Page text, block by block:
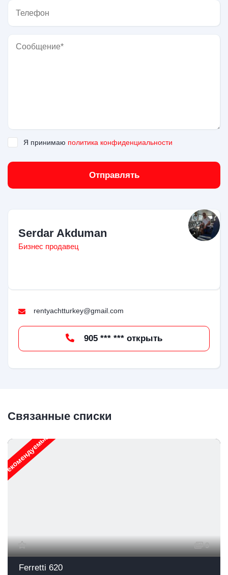
Я принимаю политика конфиденциальности
Отправлять
Serdar Akduman
Бизнес продавец
rentyachtturkey@gmail.com
905 *** *** открыть
Связанные списки
Рекомендуемые
9
Ferretti 620